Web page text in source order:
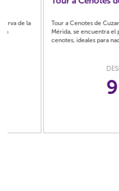
Tour a Cenotes de Cuzamá,
Mérida, se encuentra el parador
cenotes, ideales para nadar.